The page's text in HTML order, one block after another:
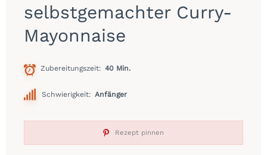
selbstgemachter Curry-
Mayonnaise
Zubereitungszeit 40 Min.
Schwierigkeit: Anfänger
Rezept pinnen